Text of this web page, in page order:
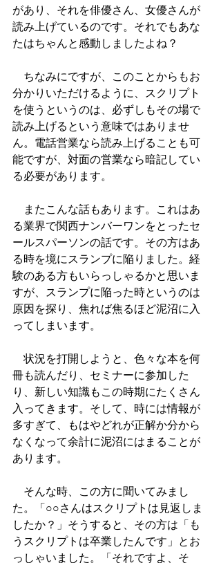
があり、それを俳優さん、女優さんが
読み上げているのです。それでもあな
たはちゃんと感動しましたよね？
ちなみにですが、このことからもお
分かりいただけるように、スクリプト
を使うというのは、必ずしもその場で
読み上げるという意味ではありませ
ん。電話営業なら読み上げることも可
能ですが、対面の営業なら暗記してい
る必要があります。
またこんな話もあります。これはあ
る業界で関西ナンバーワンをとったセ
ールスパーソンの話です。その方はあ
る時を境にスランプに陥りました。経
験のある方もいらっしゃるかと思いま
すが、スランプに陥った時というのは
原因を探り、焦れば焦るほど泥沼に入
ってしまいます。
状況を打開しようと、色々な本を何
冊も読んだり、セミナーに参加した
り、新しい知識もこの時期にたくさん
入ってきます。そして、時には情報が
多すぎて、もはやどれが正解か分から
なくなって余計に泥沼にはまることが
あります。
そんな時、この方に聞いてみまし
た。「○○さんはスクリプトは見返しま
したか？」そうすると、その方は「も
うスクリプトは卒業したんです」とお
っしゃいました。「それですよ、そ